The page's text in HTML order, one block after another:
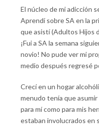
El núcleo de mi adicción
Aprendí sobre SA en la
que asistí (Adultos Hijos
¡Fui a SA la semana
novio! No pude ver mi
medio después regresé
Crecí en un hogar
menudo tenía que
para mí como para mis
estaban involucrados en